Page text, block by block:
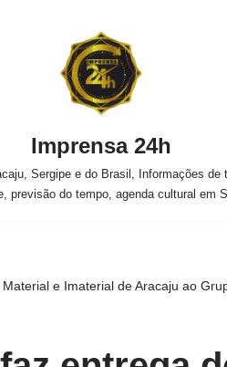
Imprensa 24h
Sergipe e do Brasil, Informações
previsão do tempo, agenda cultural em
e Imaterial de Aracaju ao